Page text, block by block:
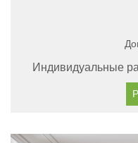
Индивидуальные